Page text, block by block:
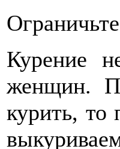
Курение
женщин.
курить, то